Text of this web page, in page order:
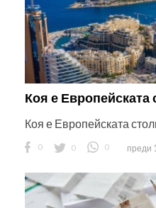
Коя е Европейската
Коя е Европейската
0 0 0 преди